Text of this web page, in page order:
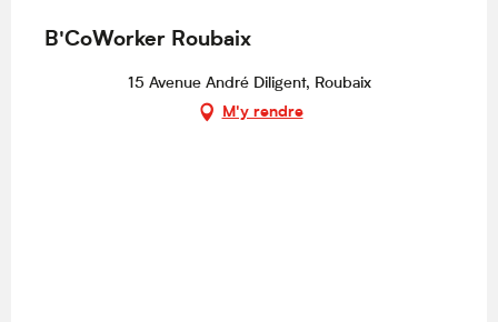
B'CoWorker Roubaix
15 Avenue André Diligent, Roubaix
M'y rendre